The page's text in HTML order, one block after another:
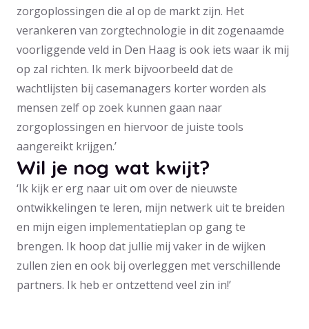
zorgoplossingen die al op de markt zijn. Het
verankeren van zorgtechnologie in dit zogenaamde
voorliggende veld in Den Haag is ook iets waar ik mij
op zal richten. Ik merk bijvoorbeeld dat de
wachtlijsten bij casemanagers korter worden als
mensen zelf op zoek kunnen gaan naar
zorgoplossingen en hiervoor de juiste tools
aangereikt krijgen.’
Wil je nog wat kwijt?
‘Ik kijk er erg naar uit om over de nieuwste
ontwikkelingen te leren, mijn netwerk uit te breiden
en mijn eigen implementatieplan op gang te
brengen. Ik hoop dat jullie mij vaker in de wijken
zullen zien en ook bij overleggen met verschillende
partners. Ik heb er ontzettend veel zin in!’